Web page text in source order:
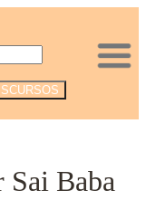
Sai Baba